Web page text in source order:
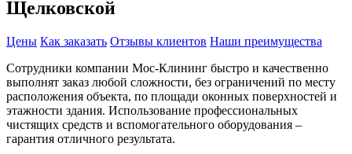
Щелковской
Цены Как заказать Отзывы клиентов Наши преимущества
Сотрудники компании Мос-Клининг быстро и качественно
выполнят заказ любой сложности, без ограничений по месту
расположения объекта, по площади оконных поверхностей и
этажности здания. Использование профессиональных
чистящих средств и вспомогательного оборудования –
гарантия отличного результата.